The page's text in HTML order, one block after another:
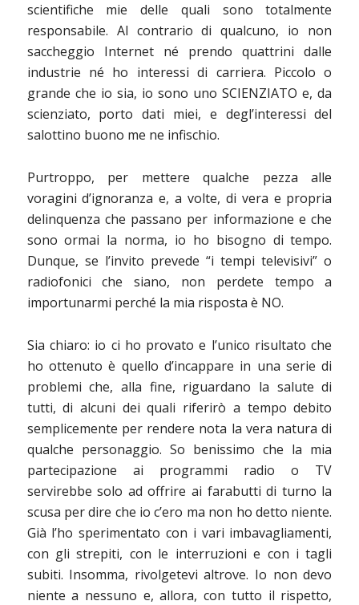
scientifiche mie delle quali sono totalmente
responsabile. Al contrario di qualcuno, io non
saccheggio Internet né prendo quattrini dalle
industrie né ho interessi di carriera. Piccolo o
grande che io sia, io sono uno SCIENZIATO e, da
scienziato, porto dati miei, e degl’interessi del
salottino buono me ne infischio.
Purtroppo, per mettere qualche pezza alle
voragini d’ignoranza e, a volte, di vera e propria
delinquenza che passano per informazione e che
sono ormai la norma, io ho bisogno di tempo.
Dunque, se l’invito prevede “i tempi televisivi” o
radiofonici che siano, non perdete tempo a
importunarmi perché la mia risposta è NO.
Sia chiaro: io ci ho provato e l’unico risultato che
ho ottenuto è quello d’incappare in una serie di
problemi che, alla fine, riguardano la salute di
tutti, di alcuni dei quali riferirò a tempo debito
semplicemente per rendere nota la vera natura di
qualche personaggio. So benissimo che la mia
partecipazione ai programmi radio o TV
servirebbe solo ad offrire ai farabutti di turno la
scusa per dire che io c’ero ma non ho detto niente.
Già l’ho sperimentato con i vari imbavagliamenti,
con gli strepiti, con le interruzioni e con i tagli
subiti. Insomma, rivolgetevi altrove. Io non devo
niente a nessuno e, allora, con tutto il rispetto,